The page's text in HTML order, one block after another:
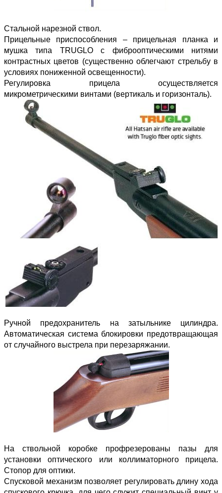
Стальной нарезной ствол.
Прицельные приспособления – прицельная планка и
мушка типа TRUGLO с фиброоптическими нитями
контрастных цветов (существенно облегчают стрельбу в
условиях пониженной освещенности).
Регулировка прицела осуществляется
микрометрическими винтами (вертикаль и горизонталь).
Ручной предохранитель на затыльнике цилиндра.
Автоматическая система блокировки предотвращающая
от случайного выстрела при перезаряжании.
На ствольной коробке профрезерованы пазы для
установки оптического или коллиматорного прицела.
Стопор для оптики.
Спусковой механизм позволяет регулировать длину хода